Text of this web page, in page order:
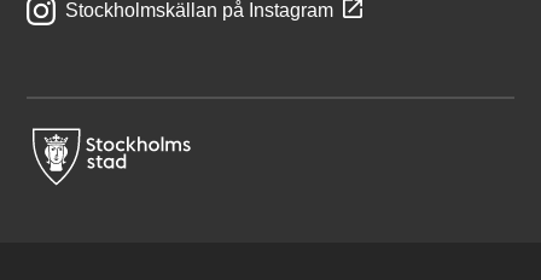
Stockholmskällan på Instagram